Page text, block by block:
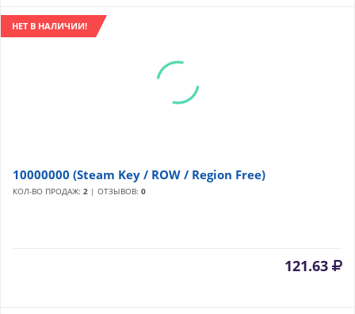
НЕТ В НАЛИЧИИ!
10000000 (Steam Key / ROW / Region Free)
КОЛ-ВО ПРОДАЖ: 2 | ОТЗЫВОВ: 0
121.63